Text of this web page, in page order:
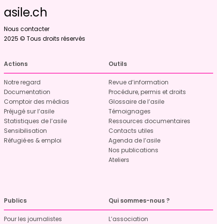
asile.ch
Nous contacter
2025 © Tous droits réservés
Actions
Notre regard
Documentation
Comptoir des médias
Préjugé sur l’asile
Statistiques de l’asile
Sensibilisation
Réfugié·es & emploi
Outils
Revue d’information
Procédure, permis et droits
Glossaire de l’asile
Témoignages
Ressources documentaires
Contacts utiles
Agenda de l’asile
Nos publications
Ateliers
Publics
Pour les journalistes
Qui sommes-nous ?
L’association